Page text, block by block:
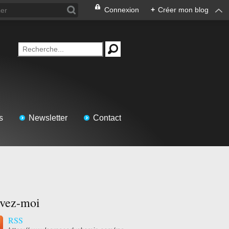
Connexion + Créer mon blog
Newsletter Contact
moi
RSS